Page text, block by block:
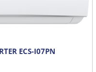
ECS-I07PN